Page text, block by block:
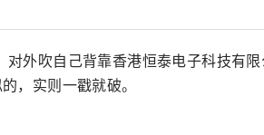
外吹自己背靠香港恒泰电子科技有限
，实则一戳就破。